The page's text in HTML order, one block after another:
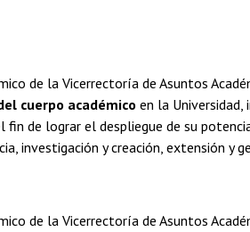
de la Vicerrectoría de Asuntos
cuerpo académico en la Universidad,
fin de lograr el despliegue de su
investigación y creación, extensión y
de la Vicerrectoría de Asuntos